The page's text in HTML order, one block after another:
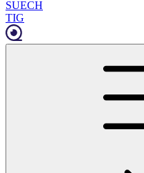
SUECH
TIG